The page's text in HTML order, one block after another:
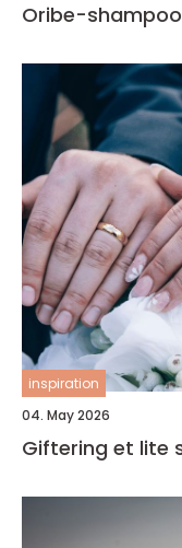
Oribe-
inspiration
04. May 2026